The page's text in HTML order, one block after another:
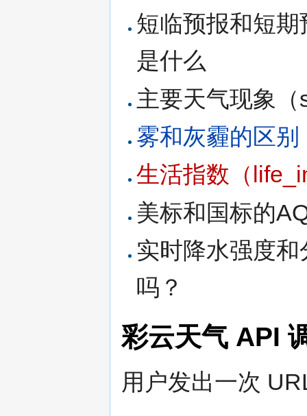
短临预报和短
是什么
主要天气现象
雾和灰霾的区别
生活指数（
美标和国标的
实时降水强度
吗？
彩云天气 API
用户发出一次